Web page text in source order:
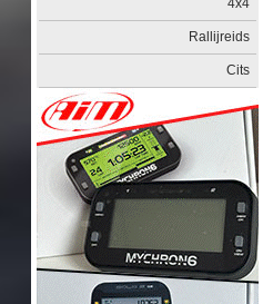
4x4
Rallijreids
Cits